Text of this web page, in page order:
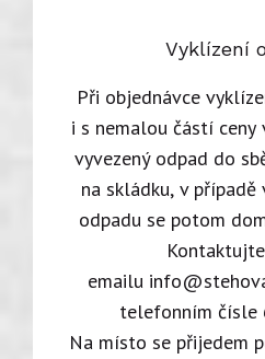
Vyklízení
Při objednávce
i s nemalou částí
vyvezený odpad do
na skládku, v
odpadu se potom
emailu
telefonním čísle
Na místo se přijedem